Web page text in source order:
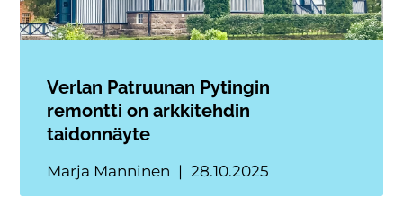
Verlan Patruunan Pytingin
remontti on arkkitehdin
taidonnäyte
Marja Manninen 28.10.2025